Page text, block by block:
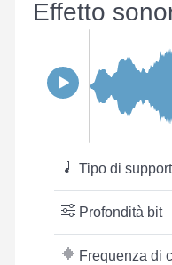
Effetto
Tipo di
Profondità bit
Frequenza di campionamento